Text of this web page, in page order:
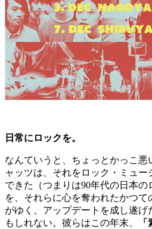
日常にロックを。
なんていうと、ちょっとかっこ悪
ャッツは、それをロック・ミュ
できた（つまりは90年代の日本の
を、それらに心を奪われたかつ
がゆく、アップデートを成し遂
もしれない。彼らはこの年末、